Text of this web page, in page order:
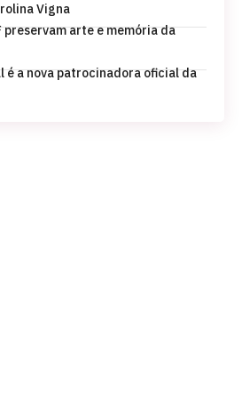
Vigna
preservam arte e memória da
é a nova patrocinadora oficial da